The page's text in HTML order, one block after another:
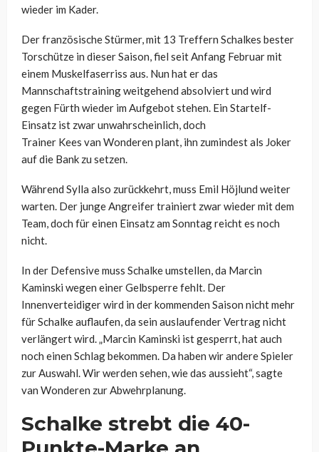
wieder im Kader.
Der französische Stürmer, mit 13 Treffern Schalkes bester
Torschütze in dieser Saison, fiel seit Anfang Februar mit
einem Muskelfaserriss aus. Nun hat er das
Mannschaftstraining weitgehend absolviert und wird
gegen Fürth wieder im Aufgebot stehen. Ein Startelf-
Einsatz ist zwar unwahrscheinlich, doch
Trainer Kees van Wonderen plant, ihn zumindest als Joker
auf die Bank zu setzen.
Während Sylla also zurückkehrt, muss Emil Höjlund weiter
warten. Der junge Angreifer trainiert zwar wieder mit dem
Team, doch für einen Einsatz am Sonntag reicht es noch
nicht.
In der Defensive muss Schalke umstellen, da Marcin
Kaminski wegen einer Gelbsperre fehlt. Der
Innenverteidiger wird in der kommenden Saison nicht mehr
für Schalke auflaufen, da sein auslaufender Vertrag nicht
verlängert wird. „Marcin Kaminski ist gesperrt, hat auch
noch einen Schlag bekommen. Da haben wir andere Spieler
zur Auswahl. Wir werden sehen, wie das aussieht“, sagte
van Wonderen zur Abwehrplanung.
Schalke strebt die 40-